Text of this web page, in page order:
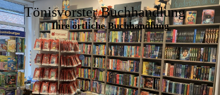
Tönisvorster Buchhandlung –
Ihre örtliche Buchhandlung